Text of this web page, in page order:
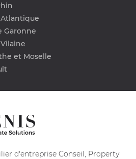
Garonne
et Moselle
d'entreprise Conseil, Property